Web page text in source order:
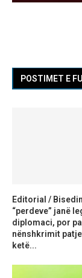
POSTIMET E
Editorial /
“perdeve” janë
diplomaci, por
nënshkrimit
ketë...